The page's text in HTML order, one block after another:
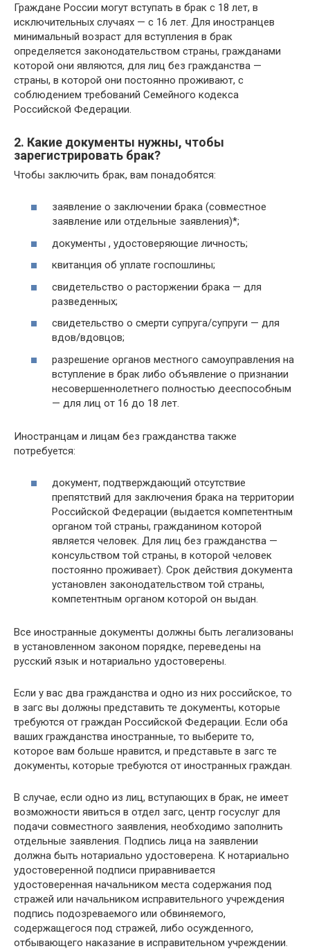
Граждане России могут вступать в брак с 18 лет, в
исключительных случаях — с 16 лет. Для иностранцев
минимальный возраст для вступления в брак
определяется законодательством страны, гражданами
которой они являются, для лиц без гражданства —
страны, в которой они постоянно проживают, с
соблюдением требований Семейного кодекса
Российской Федерации.
2. Какие документы нужны, чтобы
зарегистрировать брак?
Чтобы заключить брак, вам понадобятся:
заявление о заключении брака (совместное
заявление или отдельные заявления)*;
документы , удостоверяющие личность;
квитанция об уплате госпошлины;
свидетельство о расторжении брака — для
разведенных;
свидетельство о смерти супруга/супруги — для
вдов/вдовцов;
разрешение органов местного самоуправления на
вступление в брак либо объявление о признании
несовершеннолетнего полностью дееспособным
— для лиц от 16 до 18 лет.
Иностранцам и лицам без гражданства также
потребуется:
документ, подтверждающий отсутствие
препятствий для заключения брака на территории
Российской Федерации (выдается компетентным
органом той страны, гражданином которой
является человек. Для лиц без гражданства —
консульством той страны, в которой человек
постоянно проживает). Срок действия документа
установлен законодательством той страны,
компетентным органом которой он выдан.
Все иностранные документы должны быть легализованы
в установленном законом порядке, переведены на
русский язык и нотариально удостоверены.
Если у вас два гражданства и одно из них российское, то
в загс вы должны представить те документы, которые
требуются от граждан Российской Федерации. Если оба
ваших гражданства иностранные, то выберите то,
которое вам больше нравится, и представьте в загс те
документы, которые требуются от иностранных граждан.
В случае, если одно из лиц, вступающих в брак, не имеет
возможности явиться в отдел загс, центр госуслуг для
подачи совместного заявления, необходимо заполнить
отдельные заявления. Подпись лица на заявлении
должна быть нотариально удостоверена. К нотариально
удостоверенной подписи приравнивается
удостоверенная начальником места содержания под
стражей или начальником исправительного учреждения
подпись подозреваемого или обвиняемого,
содержащегося под стражей, либо осужденного,
отбывающего наказание в исправительном учреждении.